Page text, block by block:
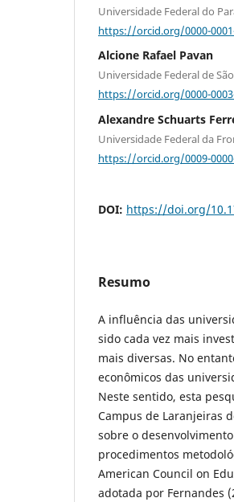
Universidade Federal do
https://orcid.org/0000-
Alcione Rafael Pavan
Universidade Federal de
https://orcid.org/0000-
Alexandre Schuarts
Universidade Federal da
https://orcid.org/0009-
DOI: https://doi.org/
Resumo
A influência das
sido cada vez mais
mais diversas. No
econômicos das
Neste sentido, esta
Campus de Laranjeiras
sobre o
procedimentos
American Council on
adotada por Fernandes